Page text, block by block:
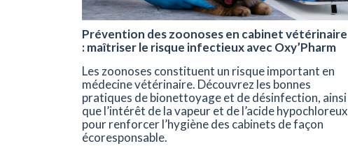
Prévention des zoonoses en cabinet vétérinaire
: maîtriser le risque infectieux avec Oxy’Pharm
Les zoonoses constituent un risque important en
médecine vétérinaire. Découvrez les bonnes
pratiques de bionettoyage et de désinfection, ainsi
que l’intérêt de la vapeur et de l’acide hypochloreux
pour renforcer l’hygiène des cabinets de façon
écoresponsable.